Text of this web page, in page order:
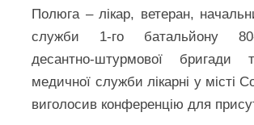
Полюга – лікар, ветеран,
служби 1-го батальйону
десантно-штурмової бригади
медичної служби лікарні у місті
виголосив конференцію для